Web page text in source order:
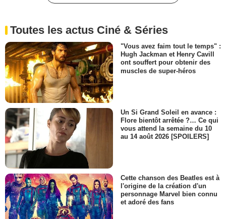
Toutes les actus Ciné & Séries
"Vous avez faim tout le temps" :
Hugh Jackman et Henry Cavill
ont souffert pour obtenir des
muscles de super-héros
Un Si Grand Soleil en avance :
Flore bientôt arrêtée ?… Ce qui
vous attend la semaine du 10
au 14 août 2026 [SPOILERS]
Cette chanson des Beatles est à
l'origine de la création d'un
personnage Marvel bien connu
et adoré des fans